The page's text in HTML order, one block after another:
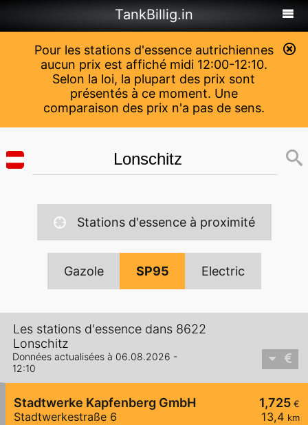
Pour les stations d'essence autrichiennes
aucun prix est affiché midi 12:00-12:10.
Selon la loi, la plupart des prix sont
présentés à ce moment. Une
comparaison des prix n'a pas de sens.
TankBillig.in
Stations d'essence à proximité
Gazole SP95 Electric
Les stations d'essence dans 8622
Lonschitz
Données actualisées à 06.08.2026 -
12:10
1,725 €
13,4 km
Stadtwerke Kapfenberg GmbH
Stadtwerkestraße 6